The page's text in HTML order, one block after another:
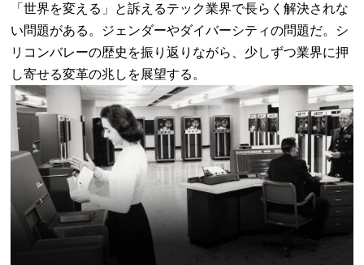
「世界を変える」と訴えるテック業界で長らく解決されな
い問題がある。ジェンダーやダイバーシティの問題だ。シ
リコンバレーの歴史を振り返りながら、少しずつ業界に押
し寄せる変革の兆しを展望する。